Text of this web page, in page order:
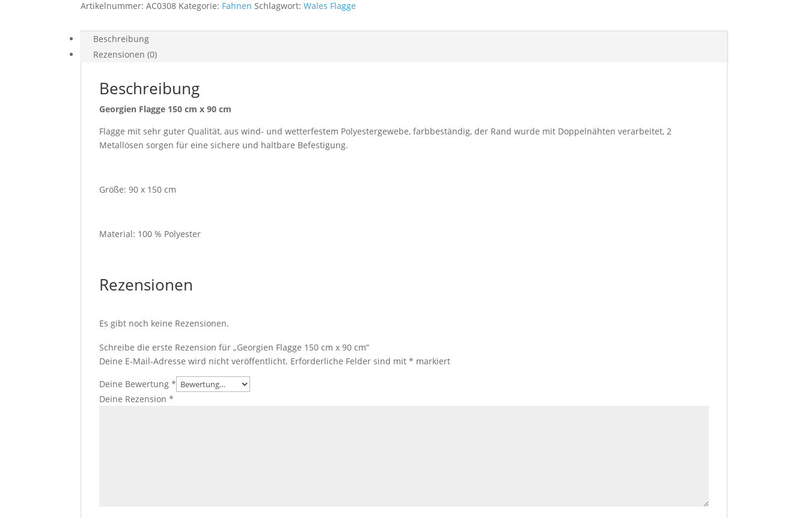
Artikelnummer:AC0308 Kategorie: Fahnen Schlagwort:Wales Flagge
Beschreibung
Rezensionen (0)
Beschreibung
Georgien Flagge 150 cm x 90 cm
Flagge mit sehr guter Qualität, aus wind- und wetterfestem Polyestergewebe, farbbeständig, der Rand wurde mit Doppelnähten verarbeitet, 2
Metallösen sorgen für eine sichere und haltbare Befestigung.
Größe: 90 x 150 cm
Material: 100 % Polyester
Rezensionen
Es gibt noch keine Rezensionen.
Schreibe die erste Rezension für „Georgien Flagge 150 cm x 90 cm“
Deine E-Mail-Adresse wird nicht veröffentlicht. Erforderliche Felder sind mit* markiert
Deine Bewertung*
Deine Rezension*